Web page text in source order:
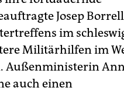
Josep
im
Militärhilfen im
Außenministerin
auch einen